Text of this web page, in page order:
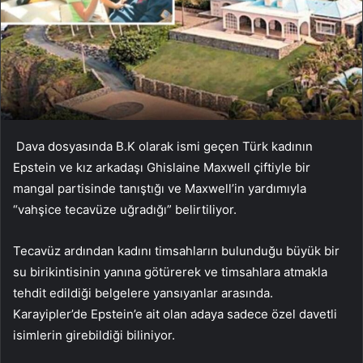
Dava dosyasında B.K olarak ismi geçen Türk kadının
Epstein ve kız arkadaşı Ghislaine Maxwell çiftiyle bir
mangal partisinde tanıştığı ve Maxwell’in yardımıyla
“vahşice tecavüze uğradığı” belirtiliyor.
Tecavüz ardından kadını timsahların bulunduğu büyük bir
su birikintisinin yanına götürerek ve timsahlara atmakla
tehdit edildiği belgelere yansıyanlar arasında.
Karayipler’de Epstein’e ait olan adaya sadece özel davetli
isimlerin girebildiği biliniyor.